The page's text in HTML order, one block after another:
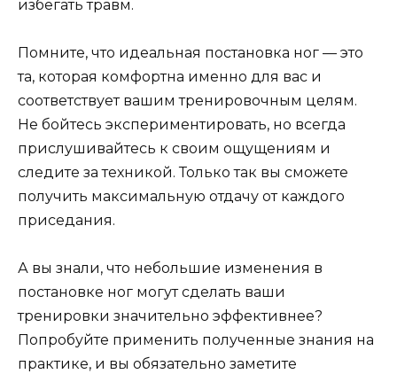
избегать травм.
Помните, что идеальная постановка ног — это
та, которая комфортна именно для вас и
соответствует вашим тренировочным целям.
Не бойтесь экспериментировать, но всегда
прислушивайтесь к своим ощущениям и
следите за техникой. Только так вы сможете
получить максимальную отдачу от каждого
приседания.
А вы знали, что небольшие изменения в
постановке ног могут сделать ваши
тренировки значительно эффективнее?
Попробуйте применить полученные знания на
практике, и вы обязательно заметите